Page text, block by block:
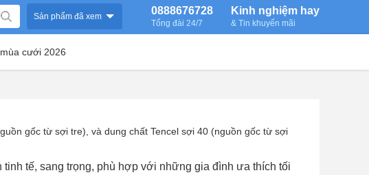
Sản phẩm đã xem Kinh nghiệm hay
& Tin khuyến mãi
0888676728
Tổng đài 24/7
cưới 2026
gốc từ sợi tre), và dung chất Tencel sợi 40 (nguồn gốc từ sợi
tế, sang trọng, phù hợp với những gia đình ưa thích tối